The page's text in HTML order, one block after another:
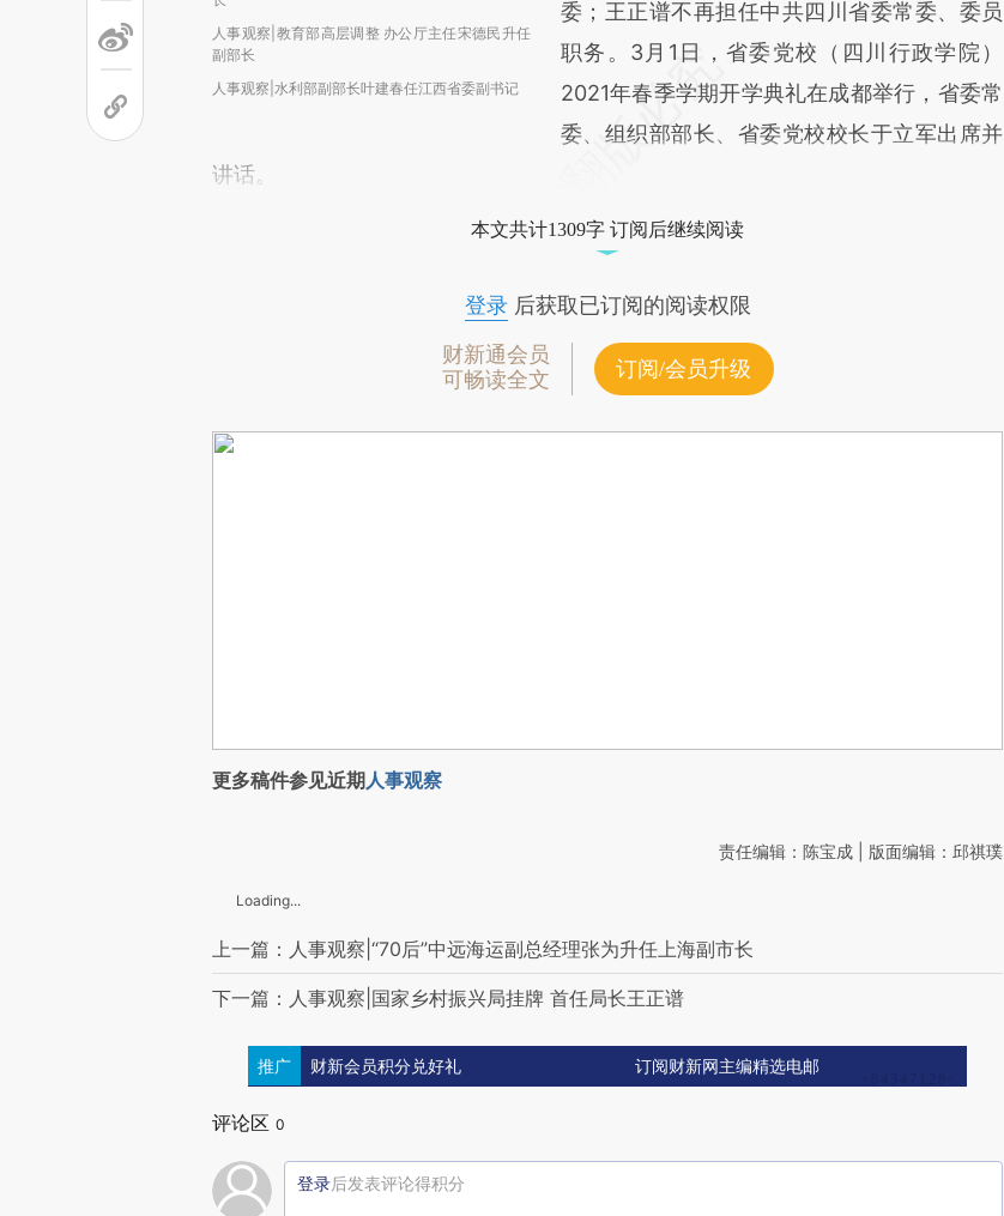
人事观察|教育部高层调整 办公厅主任宋德民升任
副部长
人事观察|水利部副部长叶建春任江西省委副书记
委；王正谱不再担任中共四川省委常委、委员
职务。3月1日，省委党校（四川行政学院）
2021年春季学期开学典礼在成都举行，省委常
委、组织部部长、省委党校校长于立军出席并
讲话。
本文共计1309字 订阅后继续阅读
登录后获取已订阅的阅读权限
财新通会员
可畅读全文
订阅/会员升级
更多稿件参见近期人事观察
责任编辑：陈宝成 | 版面编辑：邱祺璞
Loading...
上一篇：人事观察|“70后”中远海运副总经理张为升任上海副市长
下一篇：人事观察|国家乡村振兴局挂牌 首任局长王正谱
推广 财新会员积分兑好礼 订阅财新网主编精选电邮
评论区 0
登录后发表评论得积分